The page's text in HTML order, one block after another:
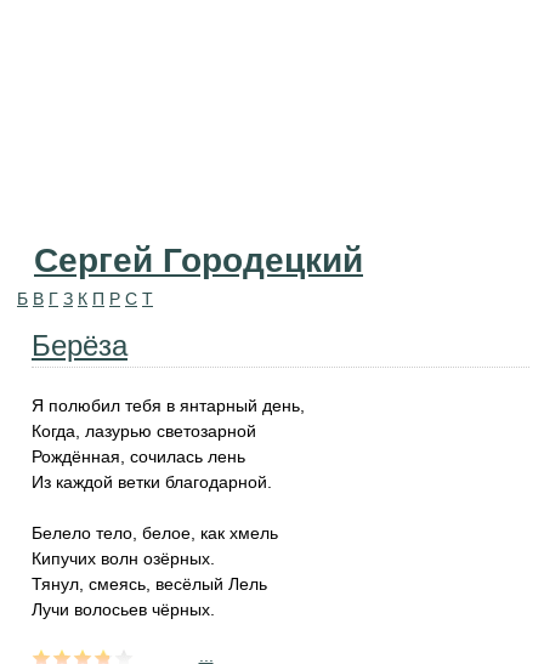
Сергей Городецкий
Б В Г З К П Р С Т
Берёза
Я полюбил тебя в янтарный день,
Когда, лазурью светозарной
Рождённая, сочилась лень
Из каждой ветки благодарной.
Белело тело, белое, как хмель
Кипучих волн озёрных.
Тянул, смеясь, весёлый Лель
Лучи волосьев чёрных.